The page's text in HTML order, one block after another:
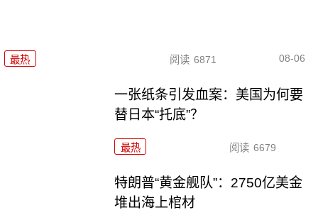
最热 阅读 6871 08-06
一张纸条引发血案：美国为何要
替日本“托底”？
最热 阅读 6679
特朗普“黄金舰队”：2750亿美金
堆出海上棺材